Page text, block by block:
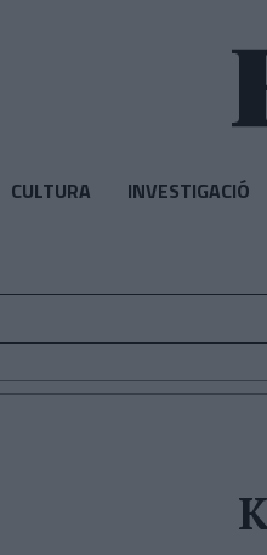
CULTURA INVESTIGACIÓ